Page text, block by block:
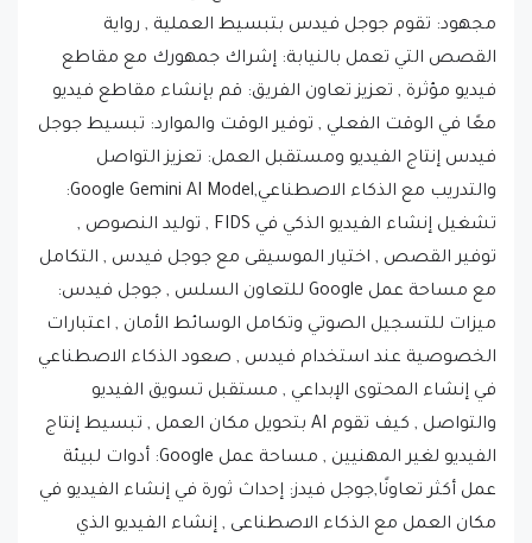
القصص التي تعمل بالنيابة: إشراك جمهورك مع مقاطع
فيديو مؤثرة , تعزيز تعاون الفريق: قم بإنشاء مقاطع فيديو
معًا في الوقت الفعلي , توفير الوقت والموارد: تبسيط جوجل
فيدس إنتاج الفيديو ومستقبل العمل: تعزيز التواصل
تشغيل إنشاء الفيديو الذكي في FIDS , توليد النصوص ,
توفير القصص , اختيار الموسيقى مع جوجل فيدس , التكامل
مع مساحة عمل Google للتعاون السلس , جوجل فيدس:
ميزات للتسجيل الصوتي وتكامل الوسائط الأمان , اعتبارات
الخصوصية عند استخدام فيدس , صعود الذكاء الاصطناعي
في إنشاء المحتوى الإبداعي , مستقبل تسويق الفيديو
والتواصل , كيف تقوم AI بتحويل مكان العمل , تبسيط إنتاج
الفيديو لغير المهنيين , مساحة عمل Google: أدوات لبيئة
عمل أكثر تعاونًا,جوجل فيدز: إحداث ثورة في إنشاء الفيديو في
مكان العمل مع الذكاء الاصطناعى , إنشاء الفيديو الذي
يعمل بمواد AI: تقوم جوجل فيدز بتبسيط مقاطع الفيديو